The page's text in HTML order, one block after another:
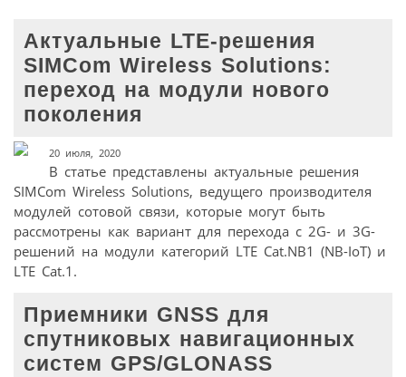
Актуальные LTE-решения
SIMCom Wireless Solutions:
переход на модули нового
поколения
20 июля, 2020
В статье представлены актуальные решения
SIMCom Wireless Solutions, ведущего производителя
модулей сотовой связи, которые могут быть
рассмотрены как вариант для перехода с 2G- и 3G-
решений на модули категорий LTE Cat.NB1 (NB-IoT) и
LTE Cat.1.
Приемники GNSS для
спутниковых навигационных
систем GPS/GLONASS